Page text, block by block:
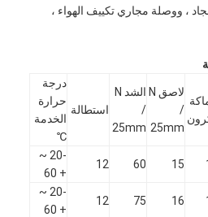
، ووصلة مجاري تكييف الهواء ،
لاصق N
/
25mm
الشد N
/
25mm
استطالة
درجة
حرارة
الخدمة
℃
15
60
12
-20 ~
+ 60
16
75
12
-20 ~
+ 60